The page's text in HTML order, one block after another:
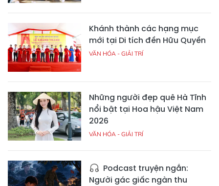
Khánh thành các hạng mục
mới tại Di tích đền Hữu Quyền
VĂN HÓA - GIẢI TRÍ
Những người đẹp quê Hà Tĩnh
nổi bật tại Hoa hậu Việt Nam
2026
VĂN HÓA - GIẢI TRÍ
Podcast truyện ngắn:
Người gác giấc ngàn thu